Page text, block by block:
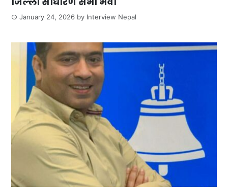
January 24, 2026 by Interview Nepal